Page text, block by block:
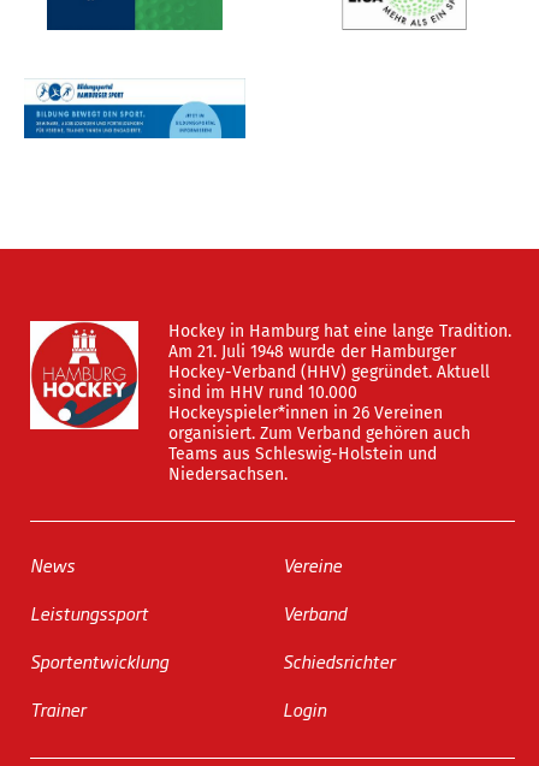
Hockey in Hamburg hat eine lange Tradition.
Am 21. Juli 1948 wurde der Hamburger
Hockey-Verband (HHV) gegründet. Aktuell
sind im HHV rund 10.000
Hockeyspieler*innen in 26 Vereinen
organisiert. Zum Verband gehören auch
Teams aus Schleswig-Holstein und
Niedersachsen.
News
Leistungssport
Sportentwicklung
Trainer
Vereine
Verband
Schiedsrichter
Login